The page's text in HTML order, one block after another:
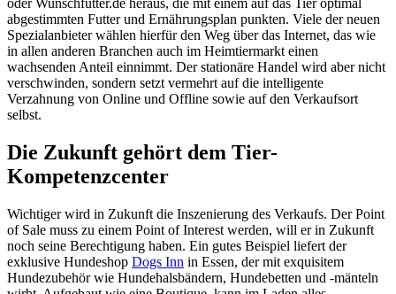
oder Wunschfutter.de heraus, die mit einem auf das Tier optimal
abgestimmten Futter und Ernährungsplan punkten. Viele der neuen
Spezialanbieter wählen hierfür den Weg über das Internet, das wie
in allen anderen Branchen auch im Heimtiermarkt einen
wachsenden Anteil einnimmt. Der stationäre Handel wird aber nicht
verschwinden, sondern setzt vermehrt auf die intelligente
Verzahnung von Online und Offline sowie auf den Verkaufsort
selbst.
Die Zukunft gehört dem Tier-
Kompetenzcenter
Wichtiger wird in Zukunft die Inszenierung des Verkaufs. Der Point
of Sale muss zu einem Point of Interest werden, will er in Zukunft
noch seine Berechtigung haben. Ein gutes Beispiel liefert der
exklusive Hundeshop Dogs Inn in Essen, der mit exquisitem
Hundezubehör wie Hundehalsbändern, Hundebetten und -mänteln